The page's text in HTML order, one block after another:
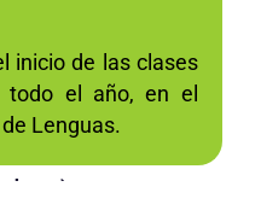
inicio de las clases
todo el año, en el
Lenguas.